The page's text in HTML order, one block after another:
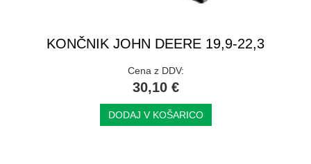
KONČNIK JOHN DEERE 19,9-22,3
Cena z DDV:
30,10 €
DODAJ V KOŠARICO